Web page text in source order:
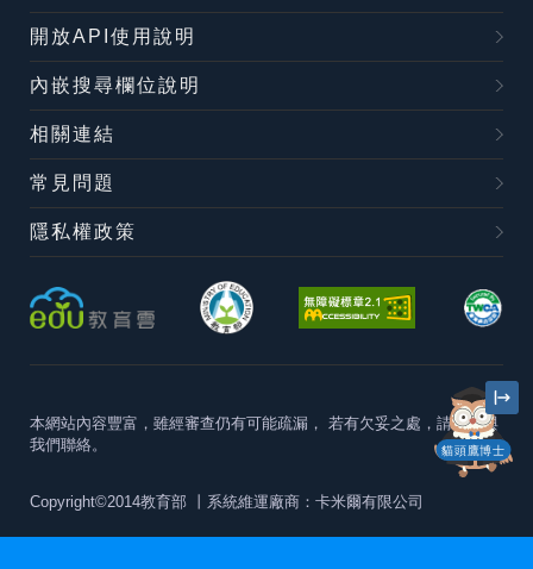
貓頭鷹博士
開放API使用說明
內嵌搜尋欄位說明
相關連結
常見問題
隱私權政策
本網站內容豐富，雖經審查仍有可能疏漏， 若有欠妥之處，請隨時與
我們聯絡。
Copyright©2014教育部 丨系統維運廠商：卡米爾有限公司